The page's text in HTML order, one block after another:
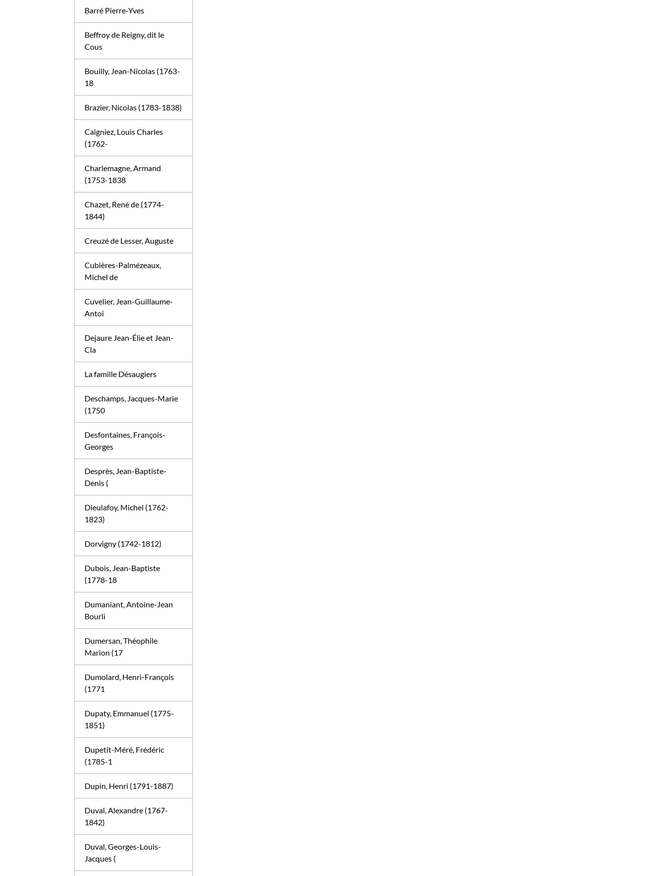
Barré Pierre-Yves
Beffroy de Reigny, dit le
Cous
Bouilly, Jean-Nicolas (1763-
18
Brazier, Nicolas (1783-1838)
Caigniez, Louis Charles
(1762-
Charlemagne, Armand
(1753-1838
Chazet, René de (1774-
1844)
Creuzé de Lesser, Auguste
Cubières-Palmézeaux,
Michel de
Cuvelier, Jean-Guillaume-
Antoi
Dejaure Jean-Élie et Jean-
Cla
La famille Désaugiers
Deschamps, Jacques-Marie
(1750
Desfontaines, François-
Georges
Desprès, Jean-Baptiste-
Denis (
Dieulafoy, Michel (1762-
1823)
Dorvigny (1742-1812)
Dubois, Jean-Baptiste
(1778-18
Dumaniant, Antoine-Jean
Bourli
Dumersan, Théophile
Marion (17
Dumolard, Henri-François
(1771
Dupaty, Emmanuel (1775-
1851)
Dupetit-Méré, Frédéric
(1785-1
Dupin, Henri (1791-1887)
Duval, Alexandre (1767-
1842)
Duval, Georges-Louis-
Jacques (